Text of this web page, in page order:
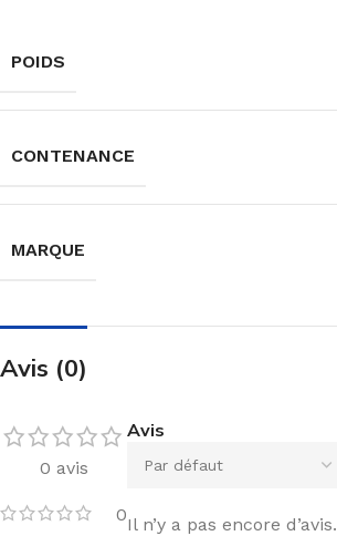
POIDS
CONTENANCE
MARQUE
Avis (0)
0 avis
0
Avis
Il n’y a pas encore d’avis.